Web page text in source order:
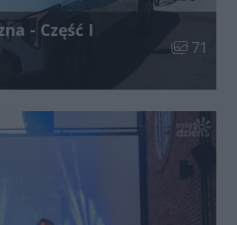
- Część I
Liczba
71